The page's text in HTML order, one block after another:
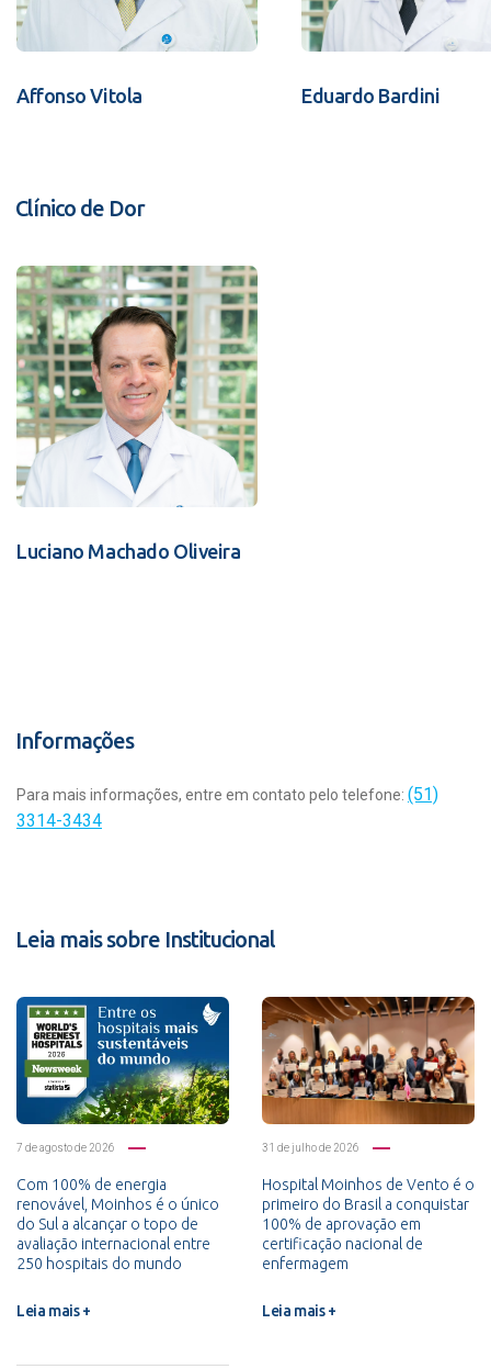
Affonso Vitola Eduardo Bardini
Clínico de Dor
Luciano Machado Oliveira
Informações
Para mais informações, entre em contato pelo telefone: (51)
3314-3434
Leia mais sobre Institucional
7 de agosto de 2026
Com 100% de energia
renovável, Moinhos é o único
do Sul a alcançar o topo de
avaliação internacional entre
250 hospitais do mundo
Leia mais +
31 de julho de 2026
Hospital Moinhos de Vento é o
primeiro do Brasil a conquistar
100% de aprovação em
certificação nacional de
enfermagem
Leia mais +